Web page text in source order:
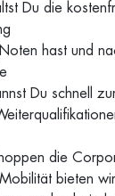
Du die
hast und
Du schnell
die
bieten